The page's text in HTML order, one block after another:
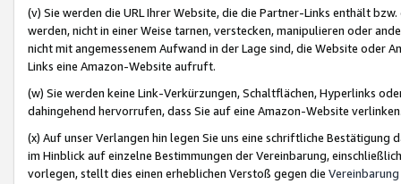
(v) Sie werden die URL Ihrer Website, die die Partner-Links enthält
werden, nicht in einer Weise tarnen, verstecken, manipulieren oder
nicht mit angemessenem Aufwand in der Lage sind, die Website oder
Links eine Amazon-Website aufruft.
(w) Sie werden keine Link-Verkürzungen, Schaltflächen, Hyperlinks
dahingehend hervorrufen, dass Sie auf eine Amazon-Website
(x) Auf unser Verlangen hin legen Sie uns eine schriftliche
im Hinblick auf einzelne Bestimmungen der Vereinbarung,
vorlegen, stellt dies einen erheblichen Verstoß gegen die Vereinbarung